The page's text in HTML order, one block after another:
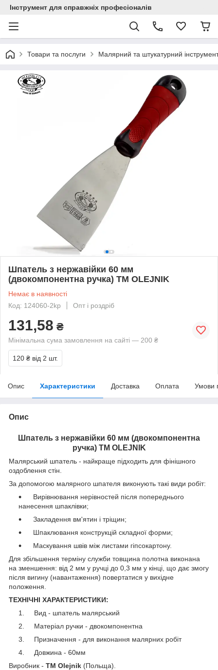
Інструмент для справжніх професіоналів
Товари та послуги Малярний та штукатурний
Шпатель з нержавійки 60 мм
(двокомпонентна ручка) ТМ OLEJNIK
Немає в наявності
Код: 124060-2kp
Опт і роздріб
131,58 ₴
Мінімальна сума замовлення на сайті — 200 ₴
120 ₴ від 2 шт.
Опис Характеристики Доставка Оплата Умови
Опис
Шпатель з нержавійки 60 мм (двокомпонентна
ручка) ТМ OLEJNIK
Малярський шпатель - найкраще підходить для фінішного
оздоблення стін.
За допомогою малярного шпателя виконують такі види робіт:
Вирівнювання нерівностей після попереднього
нанесення шпаклівки;
Закладення вм'ятин і тріщин;
Шпаклювання конструкцій складної форми;
Маскування швів між листами гіпсокартону.
Для збільшення терміну служби товщина полотна виконана
на зменшення: від 2 мм у ручці до 0,3 мм у кінці, що дає змогу
після вигину (навантаження) повертатися у вихідне
положення.
ТЕХНІЧНІ ХАРАКТЕРИСТИКИ:
Вид - шпатель малярський
Матеріал ручки - двокомпонентна
Призначення - для виконання малярних робіт
Довжина - 60мм
Виробник - ТМ Olejnik (Польща).